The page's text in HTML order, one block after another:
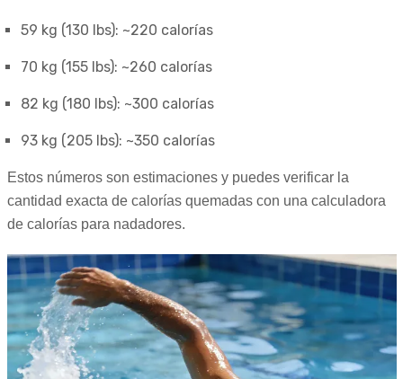
59 kg (130 lbs): ~220 calorías
70 kg (155 lbs): ~260 calorías
82 kg (180 lbs): ~300 calorías
93 kg (205 lbs): ~350 calorías
Estos números son estimaciones y puedes verificar la
cantidad exacta de calorías quemadas con una calculadora
de calorías para nadadores.